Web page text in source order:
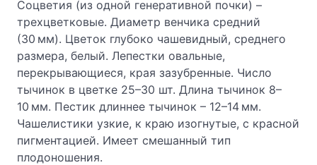
Соцветия (из одной генеративной почки) –
трехцветковые. Диаметр венчика средний
(30 мм). Цветок глубоко чашевидный, среднего
размера, белый. Лепестки овальные,
перекрывающиеся, края зазубренные. Число
тычинок в цветке 25–30 шт. Длина тычинок 8–
10 мм. Пестик длиннее тычинок – 12–14 мм.
Чашелистики узкие, к краю изогнутые, с красной
пигментацией. Имеет смешанный тип
плодоношения.